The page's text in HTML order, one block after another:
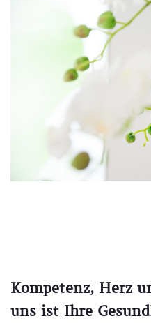
Kompetenz, Herz
uns ist Ihre